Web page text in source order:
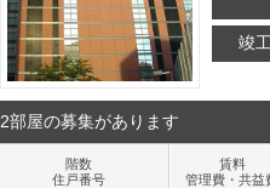
竣
2部屋の募集があります
階数
住戸番号
賃料
管理費・共益